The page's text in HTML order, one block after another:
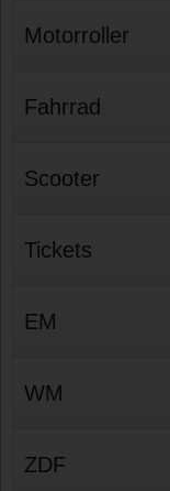
Motorroller
Fahrrad
Scooter
Tickets
EM
WM
ZDF